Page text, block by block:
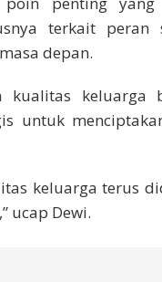
terkait
depan.
kualitas
untuk
keluarga terus
ucap Dewi.